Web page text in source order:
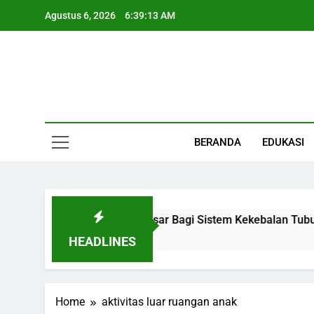
Agustus 6, 2026 6:39:13 AM
BERANDA EDUKASI
HEADLINES
Kecil Dengan Peran Besar Bagi Sistem Kekebalan Tubuh
Home aktivitas luar ruangan anak